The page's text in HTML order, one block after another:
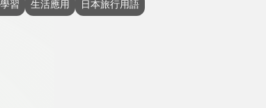
習 生活應用 日本旅行用語